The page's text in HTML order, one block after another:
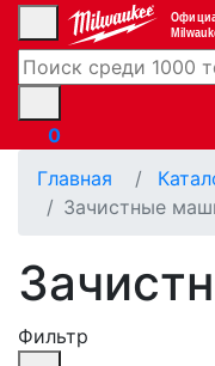
0
Главная
Зачистные
Фильтр